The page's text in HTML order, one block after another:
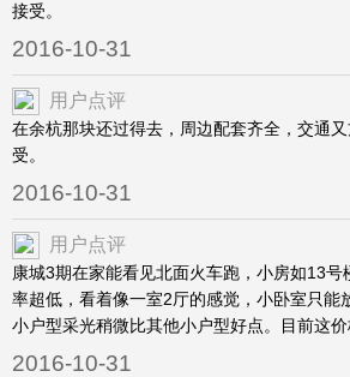
接受。
2016-10-31
用户点评
在余杭那块还过得去，周边配套齐全，交通
受。
2016-10-31
用户点评
康城3期在家能看见北面火车跑，小房如13号
率超低，看着像一室2厅的感觉，小卧室只能
小户型采光稍微比其他小户型好点。目前这价
2016-10-31